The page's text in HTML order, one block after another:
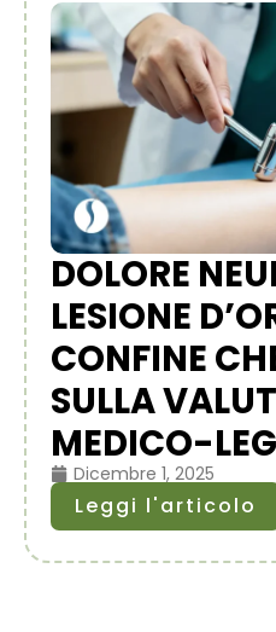
DOLORE
LESIONE
CONFINE
SULLA
MEDICO-
Dicembre 1, 2025
Leggi l'articolo